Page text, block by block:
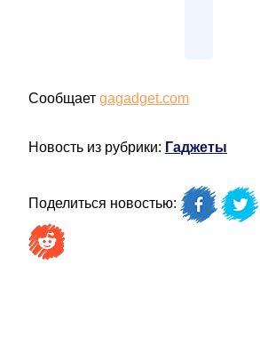
Сообщает gagadget.com
Новость из рубрики: Гаджеты
Поделиться новостью: